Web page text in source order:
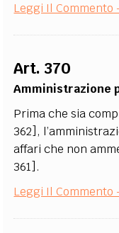
Leggi Il Commento
Art. 370
Amministrazione
Prima che sia
362],
affari che non
361].
Leggi Il Commento